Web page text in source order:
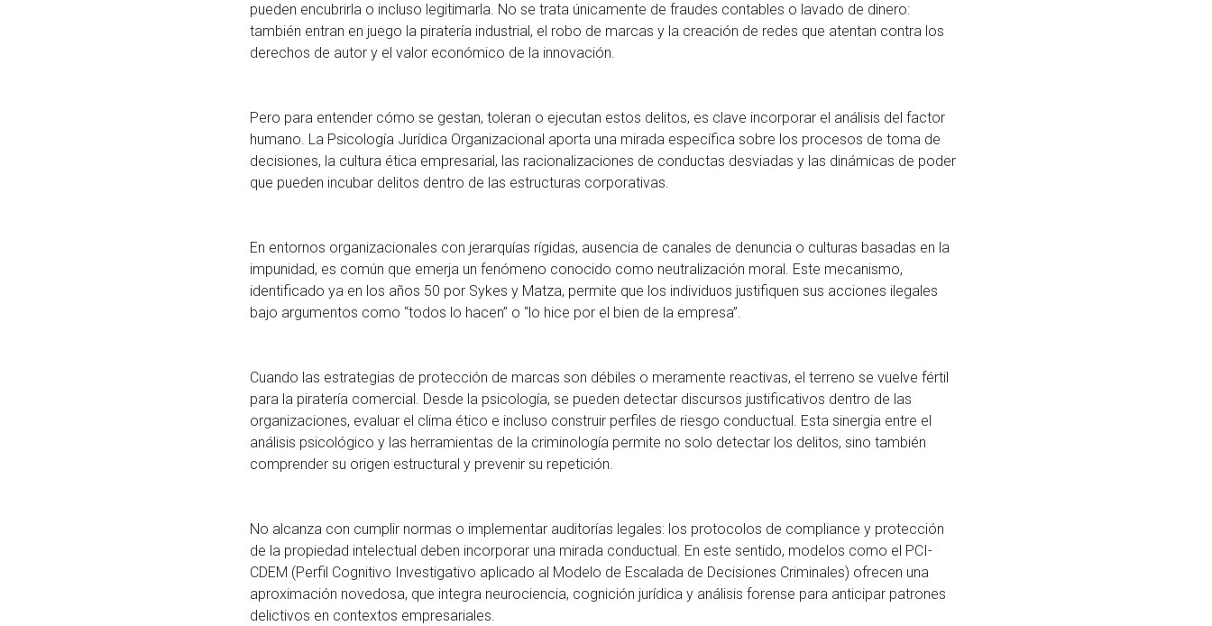
pueden encubrirla o incluso legitimarla. No se trata únicamente de fraudes contables o lavado de dinero:
también entran en juego la piratería industrial, el robo de marcas y la creación de redes que atentan contra los
derechos de autor y el valor económico de la innovación.
Pero para entender cómo se gestan, toleran o ejecutan estos delitos, es clave incorporar el análisis del factor
humano. La Psicología Jurídica Organizacional aporta una mirada específica sobre los procesos de toma de
decisiones, la cultura ética empresarial, las racionalizaciones de conductas desviadas y las dinámicas de poder
que pueden incubar delitos dentro de las estructuras corporativas.
En entornos organizacionales con jerarquías rígidas, ausencia de canales de denuncia o culturas basadas en la
impunidad, es común que emerja un fenómeno conocido como neutralización moral. Este mecanismo,
identificado ya en los años 50 por Sykes y Matza, permite que los individuos justifiquen sus acciones ilegales
bajo argumentos como “todos lo hacen” o “lo hice por el bien de la empresa”.
Cuando las estrategias de protección de marcas son débiles o meramente reactivas, el terreno se vuelve fértil
para la piratería comercial. Desde la psicología, se pueden detectar discursos justificativos dentro de las
organizaciones, evaluar el clima ético e incluso construir perfiles de riesgo conductual. Esta sinergia entre el
análisis psicológico y las herramientas de la criminología permite no solo detectar los delitos, sino también
comprender su origen estructural y prevenir su repetición.
No alcanza con cumplir normas o implementar auditorías legales: los protocolos de compliance y protección
de la propiedad intelectual deben incorporar una mirada conductual. En este sentido, modelos como el PCI-
CDEM (Perfil Cognitivo Investigativo aplicado al Modelo de Escalada de Decisiones Criminales) ofrecen una
aproximación novedosa, que integra neurociencia, cognición jurídica y análisis forense para anticipar patrones
delictivos en contextos empresariales.